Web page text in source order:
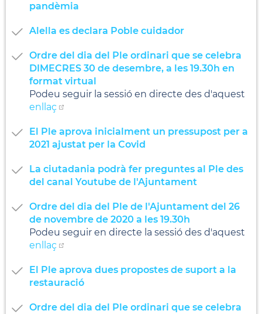
pandèmia
Alella es declara Poble cuidador
Ordre del dia del Ple ordinari que se celebra
DIMECRES 30 de desembre, a les 19.30h en
format virtual
Podeu seguir la sessió en directe des d'aquest
enllaç
El Ple aprova inicialment un pressupost per a
2021 ajustat per la Covid
La ciutadania podrà fer preguntes al Ple des
del canal Youtube de l'Ajuntament
Ordre del dia del Ple de l'Ajuntament del 26
de novembre de 2020 a les 19.30h
Podeu seguir en directe la sessió des d'aquest
enllaç
El Ple aprova dues propostes de suport a la
restauració
Ordre del dia del Ple ordinari que se celebra